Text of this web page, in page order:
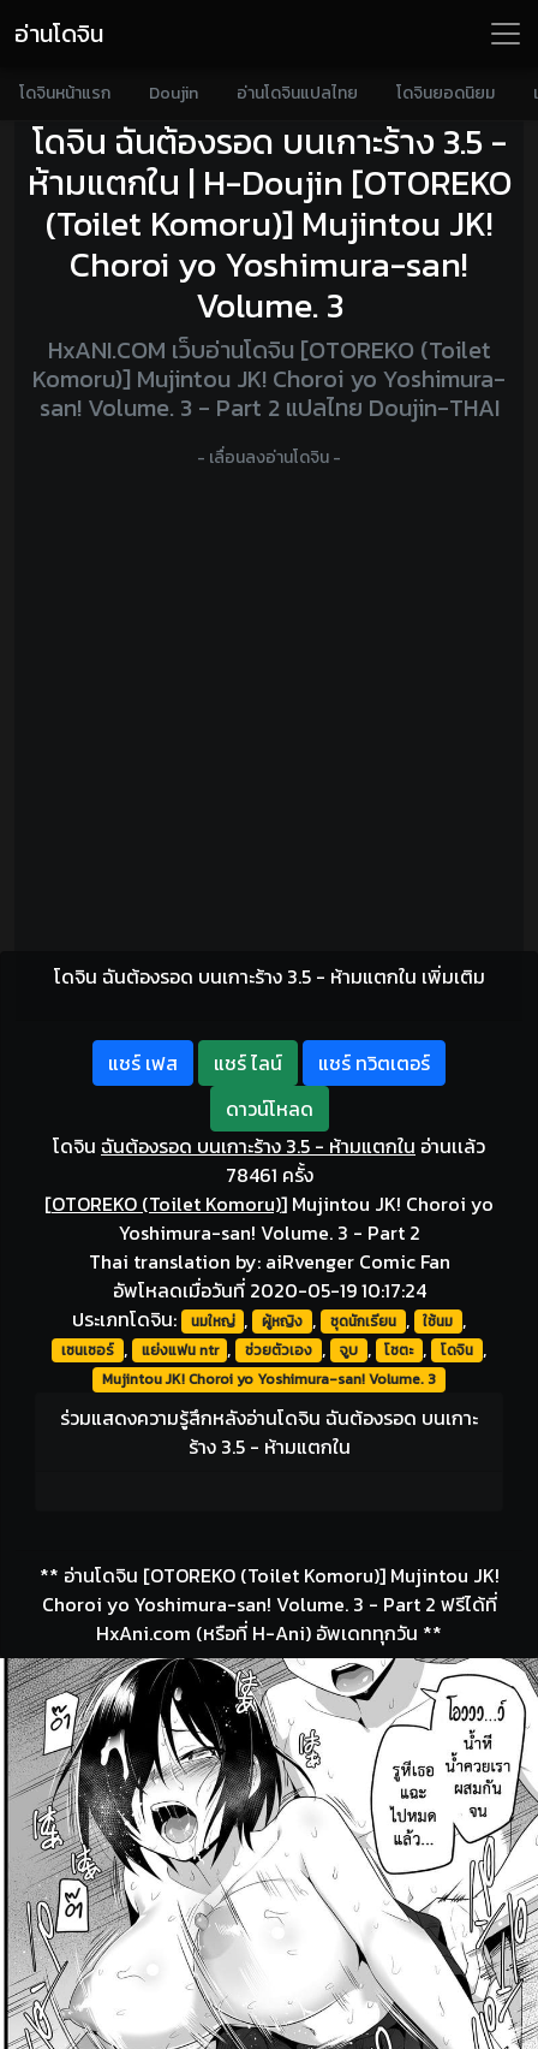
อ่านโดจิน
โดจินหน้าแรก Doujin อ่านโดจินแปลไทย โดจินยอดนิยม
โดจิน ฉันต้องรอด บนเกาะร้าง 3.5 -
ห้ามแตกใน | H-Doujin [OTOREKO
(Toilet Komoru)] Mujintou JK!
Choroi yo Yoshimura-san!
Volume. 3
HxANI.COM เว็บอ่านโดจิน [OTOREKO (Toilet
Komoru)] Mujintou JK! Choroi yo Yoshimura-
san! Volume. 3 - Part 2 แปลไทย Doujin-THAI
- เลื่อนลงอ่านโดจิน -
โดจิน ฉันต้องรอด บนเกาะร้าง 3.5 - ห้ามแตกใน เพิ่มเติม
แชร์ เฟส แชร์ ไลน์
แชร์ ทวิตเตอร์
ดาวน์โหลด
โดจิน ฉันต้องรอด บนเกาะร้าง 3.5 - ห้ามแตกใน อ่านเเล้ว
78461 ครั้ง
[OTOREKO (Toilet Komoru)] Mujintou JK! Choroi yo
Yoshimura-san! Volume. 3 - Part 2
Thai translation by: aiRvenger Comic Fan
อัพโหลดเมื่อวันที่ 2020-05-19 10:17:24
ประเภทโดจิน:
นมใหญ่ , ผู้หญิง , ชุดนักเรียน , ใช้นม ,
เซนเซอร์ , แย่งแฟน ntr , ช่วยตัวเอง , จูบ , โชตะ , โดจิน ,
Mujintou JK! Choroi yo Yoshimura-san! Volume. 3
ร่วมแสดงความรู้สึกหลังอ่านโดจิน ฉันต้องรอด บนเกาะ
ร้าง 3.5 - ห้ามแตกใน
** อ่านโดจิน [OTOREKO (Toilet Komoru)] Mujintou JK!
Choroi yo Yoshimura-san! Volume. 3 - Part 2 ฟรีได้ที่
HxAni.com (หรือที่ H-Ani) อัพเดททุกวัน **